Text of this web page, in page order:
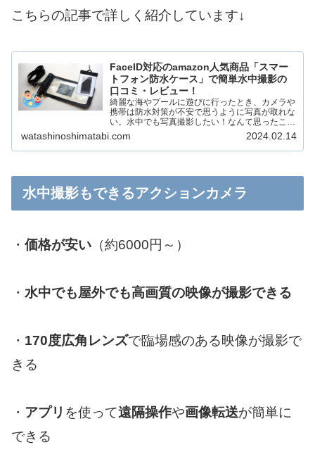
こちらの記事で詳しく紹介しています↓
FaceID対応のamazon人気商品「スマー
トフォン防水ケース」で簡単水中撮影の
口コミ・レビュー！
綺麗な海やプールに遊びに行ったとき、カメラや
携帯は防水対策が不安で思うように写真が取れな
い。水中でも写真撮影したい！なんて思ったこと
はありませんか？そんな時に便利なのが、スマー
トフォン用の防水ケースです。 スマートフォン
を防水ケースに入れれ...
watashinoshimatabi.com 2024.02.14
水中撮影もできるアクションカメラ
・ 価格が安い （約6000円～）
・ 水中でも屋外でも高画質の映像が撮影できる
・ 170度広角レンズで臨場感のある映像が撮影で
きる
・ アプリ を使って遠隔操作や画像転送が簡単に
できる